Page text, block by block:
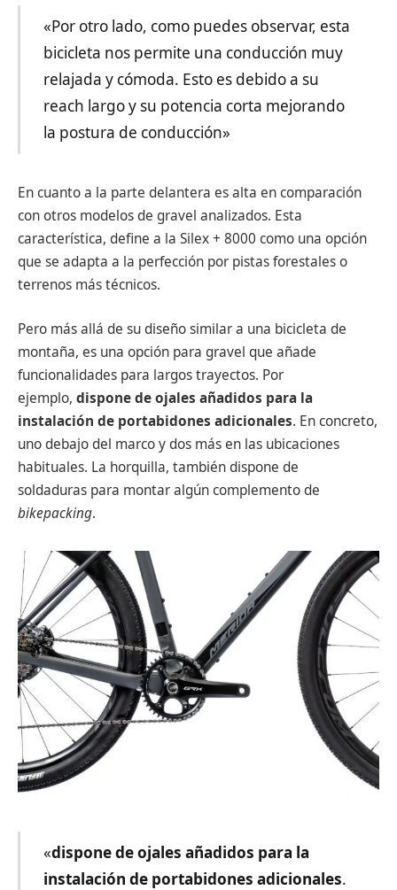
«Por otro lado, como puedes observar, esta
bicicleta nos permite una conducción muy
relajada y cómoda. Esto es debido a su
reach largo y su potencia corta mejorando
la postura de conducción»
En cuanto a la parte delantera es alta en comparación
con otros modelos de gravel analizados. Esta
característica, define a la Silex + 8000 como una opción
que se adapta a la perfección por pistas forestales o
terrenos más técnicos.
Pero más allá de su diseño similar a una bicicleta de
montaña, es una opción para gravel que añade
funcionalidades para largos trayectos. Por
ejemplo, dispone de ojales añadidos para la
instalación de portabidones adicionales. En concreto,
uno debajo del marco y dos más en las ubicaciones
habituales. La horquilla, también dispone de
soldaduras para montar algún complemento de
bikepacking.
«dispone de ojales añadidos para la
instalación de portabidones adicionales.